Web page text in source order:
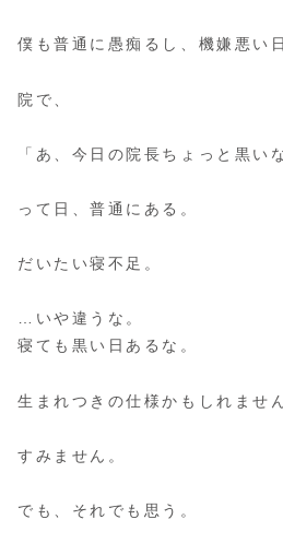
僕も普通に愚痴るし、機嫌悪い
院で、
「あ、今日の院長ちょっと黒い
って日、普通にある。
だいたい寝不足。
…いや違うな。
寝ても黒い日あるな。
生まれつきの仕様かもしれませ
すみません。
でも、それでも思う。